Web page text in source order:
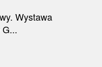
Wystawa